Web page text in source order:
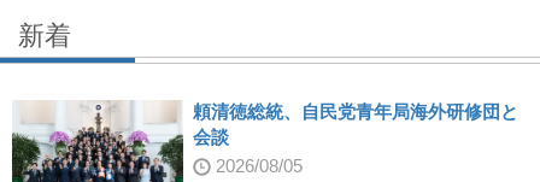
新着
頼清徳総統、自民党青年局海外研修団と
会談
2026/08/05